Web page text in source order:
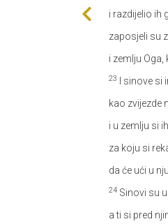
i razdijelio ih
zaposjeli su
i zemlju Oga,
23
I sinove
kao zvijezde
i u zemlju si
za koju si
da će ući u
24 Sinovi su
a ti si pred